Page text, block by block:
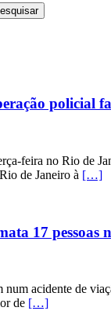
policial
feira no Rio de
de Janeiro à […]
17 pessoas
num acidente de
de […]